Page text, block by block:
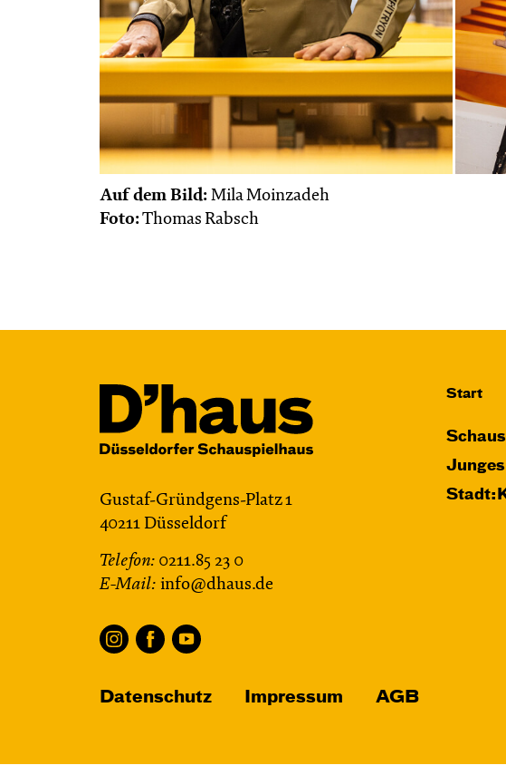
Auf dem Bild: Mila Moinzadeh
Foto:Thomas Rabsch
Gustaf-Gründgens-Platz 1
40211 Düsseldorf
Telefon: 0211.85 23 0
E-Mail: info@dhaus.de
Start
Junges
Datenschutz Impressum AGB